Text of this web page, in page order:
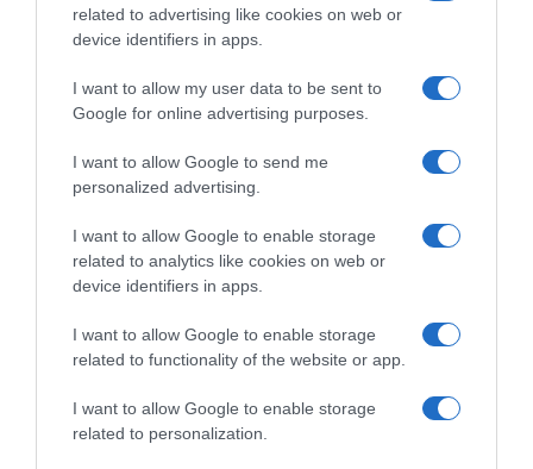
related to advertising like cookies on web or
device identifiers in apps.
I want to allow my user data to be sent to
Google for online advertising purposes.
I want to allow Google to send me
personalized advertising.
I want to allow Google to enable storage
related to analytics like cookies on web or
device identifiers in apps.
I want to allow Google to enable storage
related to functionality of the website or app.
I want to allow Google to enable storage
related to personalization.
ΔΙΕΘΝΗ